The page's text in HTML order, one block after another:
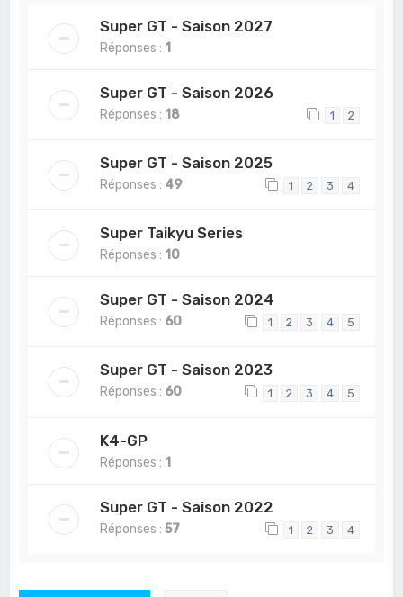
Super GT - Saison 2027
Réponses : 1
Super GT - Saison 2026
Réponses : 18 1 2
Super GT - Saison 2025
Réponses : 49 1 2 3 4
Super Taikyu Series
Réponses : 10
Super GT - Saison 2024
Réponses : 60 1 2 3 4 5
Super GT - Saison 2023
Réponses : 60 1 2 3 4 5
K4-GP
Réponses : 1
Super GT - Saison 2022
Réponses :57 1 2 3 4